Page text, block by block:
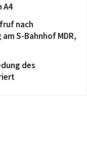
A4
nach
S-Bahnhof MDR,
des